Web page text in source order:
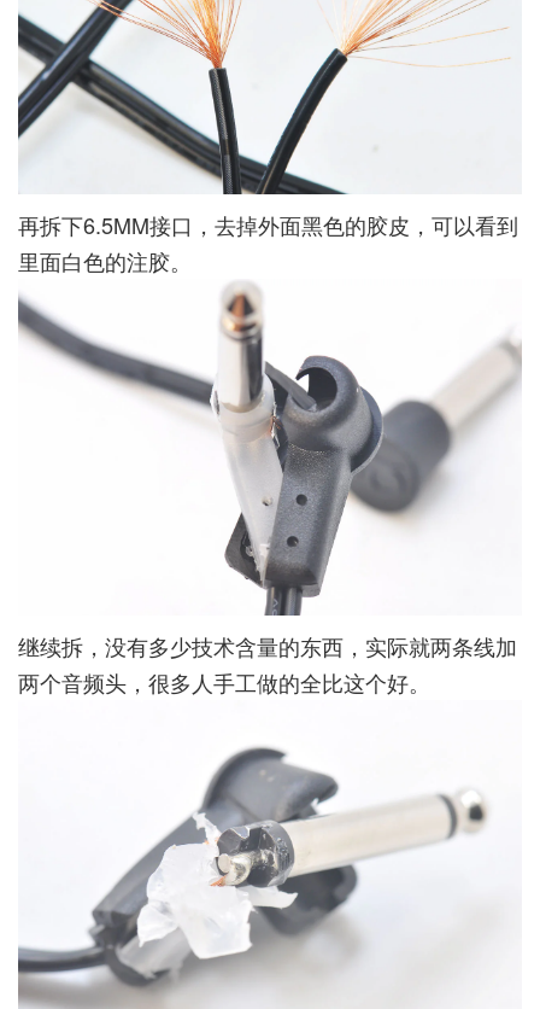
再拆下6.5MM接口，去掉外面黑色的胶皮，可以看到
里面白色的注胶。
继续拆，没有多少技术含量的东西，实际就两条线加
两个音频头，很多人手工做的全比这个好。